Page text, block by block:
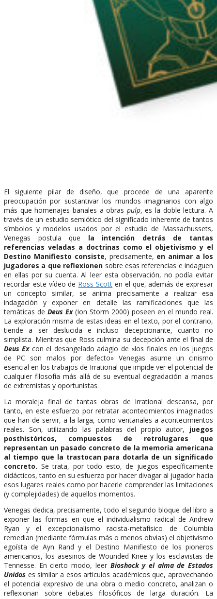
El siguiente pilar de diseño, que procede de una aparente
preocupación por sustantivar los mundos imaginarios con algo
más que homenajes banales a obras pulp, es la doble lectura. A
través de un estudio semiótico del significado inherente de tantos
símbolos y modelos usados por el estudio de Massachussets,
Venegas postula que la intención detrás de tantas
referencias veladas a doctrinas como el objetivismo y el
Destino Manifiesto consiste, precisamente, en animar a los
jugadores a que reflexionen sobre esas referencias e indaguen
en ellas por su cuenta. Al leer esta observación, no podía evitar
recordar este vídeo de Ross Scott en el que, además de expresar
un concepto similar, se anima precisamente a realizar esa
indagación y exponer en detalle las ramificaciones que las
temáticas de Deus Ex(Ion Storm 2000) poseen en el mundo real.
La exploración misma de estas ideas en el texto, por el contrario,
tiende a ser deslucida e incluso decepcionante, cuanto no
simplista. Mientras que Ross culmina su decepción ante el final de
Deus Ex con el desangelado adagio de «los finales en los juegos
de PC son malos por defecto» Venegas asume un cinismo
esencial en los trabajos de Irrational que impide ver el potencial de
cualquier filosofía más allá de su eventual degradación a manos
de extremistas y oportunistas.
La moraleja final de tantas obras de Irrational descansa, por
tanto, en este esfuerzo por retratar acontecimientos imaginados
que han de servir, a la larga, como ventanales a acontecimientos
reales. Son, utilizando las palabras del propio autor, juegos
posthistóricos, compuestos de retrolugares que
representan un pasado concreto de la memoria americana
al tiempo que la trastocan para dotarla de un significado
concreto. Se trata, por todo esto, de juegos específicamente
didácticos, tanto en su esfuerzo por hacer divagar al jugador hacia
esos lugares reales como por hacerle comprender las limitaciones
(y complejidades) de aquellos momentos.
Venegas dedica, precisamente, todo el segundo bloque del libro a
exponer las formas en que el individualismo radical de Andrew
Ryan y el excepcionalismo racista-metafísico de Columbia
remedian (mediante fórmulas más o menos obvias) el objetivismo
egoísta de Ayn Rand y el Destino Manifiesto de los pioneros
americanos, los asesinos de Wounded Knee y los esclavistas de
Tennesse. En cierto modo, leer Bioshock y el alma de Estados
Unidos es similar a esos artículos académicos que, aprovechando
el potencial expresivo de una obra o medio concreto, analizan o
reflexionan sobre debates filosóficos de larga duración. La